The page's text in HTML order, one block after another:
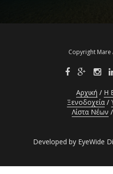
Copyright Mare
Αρχική Η
Ξενοδοχεία
Λίστα Νέων
Developed by EyeWide